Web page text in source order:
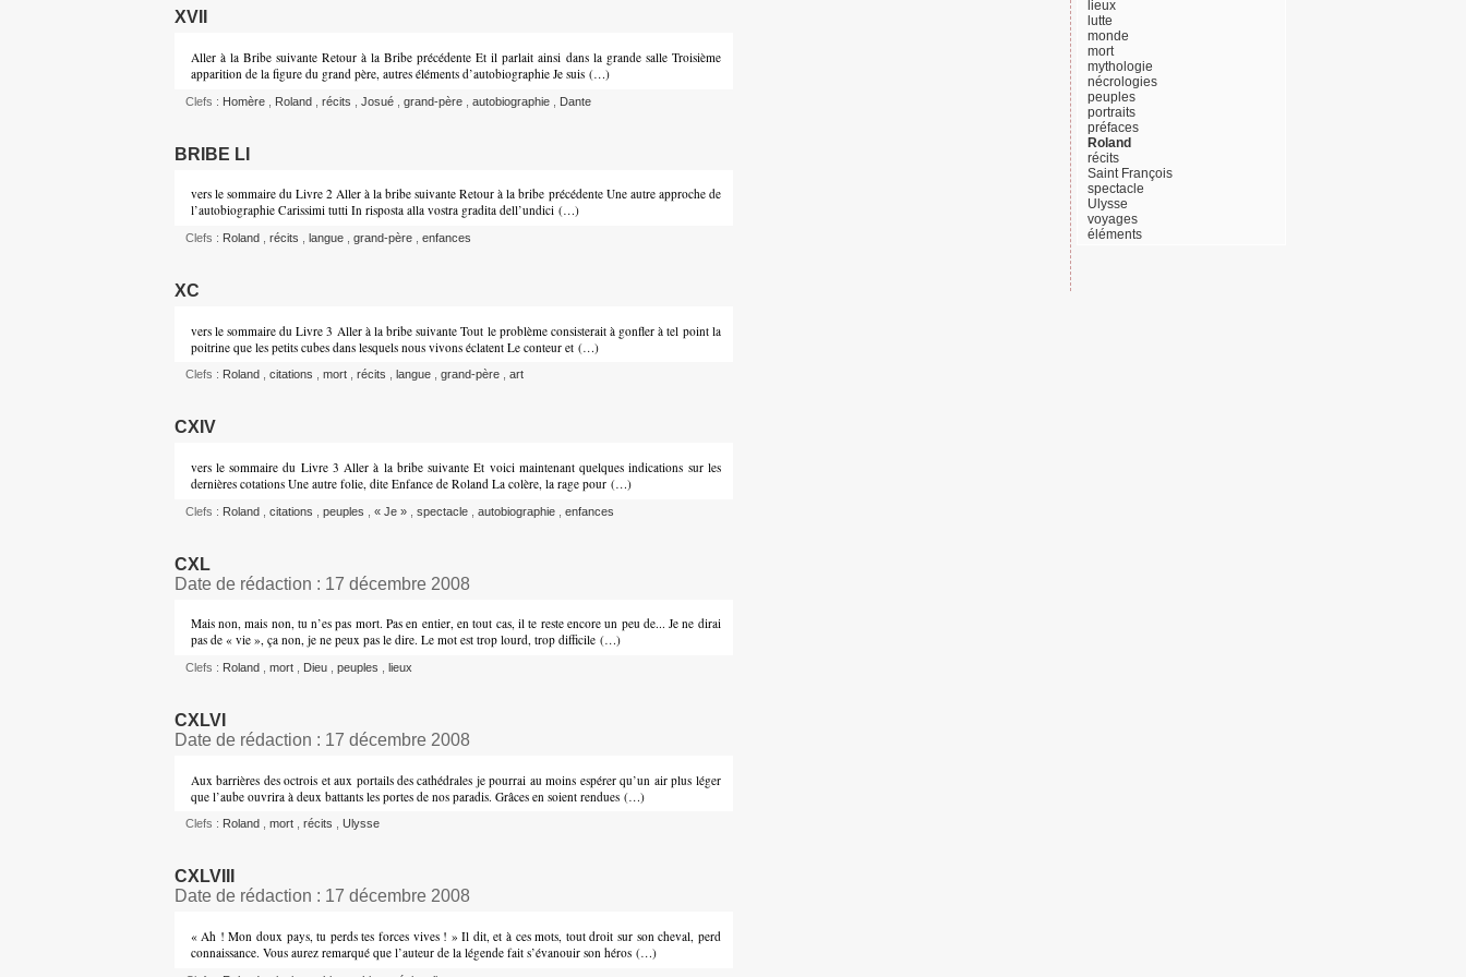
XVII
Aller à la Bribe suivante Retour à la Bribe précédente Et il parlait ainsi dans la grande salle Troisième
apparition de la figure du grand père, autres éléments d’autobiographie Je suis (…)
Clefs : Homère Roland récits Josué grand-père autobiographie Dante
BRIBE LI
vers le sommaire du Livre 2 Aller à la bribe suivante Retour à la bribe précédente Une autre approche de
l’autobiographie Carissimi tutti In risposta alla vostra gradita dell’undici (…)
Clefs : Roland récits langue grand-père enfances
XC
vers le sommaire du Livre 3 Aller à la bribe suivante Tout le problème consisterait à gonfler à tel point la
poitrine que les petits cubes dans lesquels nous vivons éclatent Le conteur et (…)
Clefs : Roland citations mort récits langue grand-père art
CXIV
vers le sommaire du Livre 3 Aller à la bribe suivante Et voici maintenant quelques indications sur les
dernières cotations Une autre folie, dite Enfance de Roland La colère, la rage pour (…)
Clefs : Roland citations peuples « Je » spectacle autobiographie enfances
CXL
Date de rédaction : 17 décembre 2008
Mais non, mais non, tu n’es pas mort. Pas en entier, en tout cas, il te reste encore un peu de... Je ne dirai
pas de « vie », ça non, je ne peux pas le dire. Le mot est trop lourd, trop difficile (…)
Clefs : Roland mort Dieu peuples lieux
CXLVI
Date de rédaction : 17 décembre 2008
Aux barrières des octrois et aux portails des cathédrales je pourrai au moins espérer qu’un air plus léger
que l’aube ouvrira à deux battants les portes de nos paradis. Grâces en soient rendues (…)
Clefs : Roland mort récits Ulysse
CXLVIII
Date de rédaction : 17 décembre 2008
« Ah ! Mon doux pays, tu perds tes forces vives ! » Il dit, et à ces mots, tout droit sur son cheval, perd
connaissance. Vous aurez remarqué que l’auteur de la légende fait s’évanouir son héros (…)
lieux
lutte
monde
mort
mythologie
nécrologies
peuples
portraits
préfaces
Roland
récits
Saint François
spectacle
Ulysse
voyages
éléments